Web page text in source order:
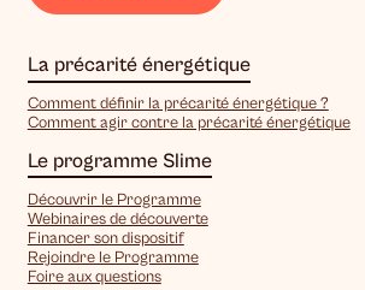
La précarité énergétique
Comment définir la précarité énergétique ?
Comment agir contre la précarité énergétique
Le programme Slime
Découvrir le Programme
Webinaires de découverte
Financer son dispositif
Rejoindre le Programme
Foire aux questions